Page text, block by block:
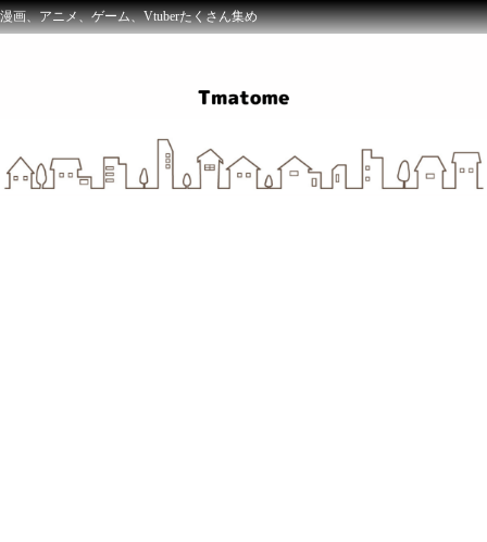
漫画、アニメ、ゲーム、Vtuberたくさん集め